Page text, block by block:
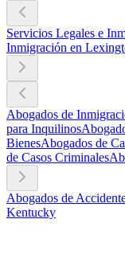
Servicios Legales e
Inmigración en
Abogados de
para Inquilinos
BienesAbogados de
de Casos Criminales
Abogados de
Kentucky